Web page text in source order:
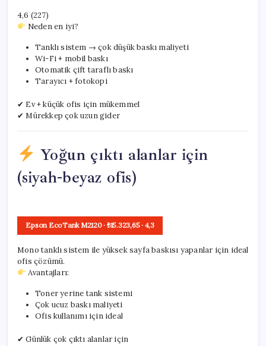
4,6 (227)
Neden en iyi?
Tanklı sistem → çok düşük baskı maliyeti
Wi-Fi + mobil baskı
Otomatik çift taraflı baskı
Tarayıcı + fotokopi
✔ Ev + küçük ofis için mükemmel
✔ Mürekkep çok uzun gider
Yoğun çıktı alanlar için
(siyah-beyaz ofis)
Epson EcoTank M2120· ₺15.323,65· 4,3
Mono tanklı sistem ile yüksek sayfa baskısı yapanlar için ideal
ofis çözümü.
Avantajları:
Toner yerine tank sistemi
Çok ucuz baskı maliyeti
Ofis kullanımı için ideal
✔ Günlük çok çıktı alanlar için